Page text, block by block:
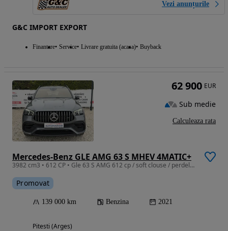
Vezi anunțurile
G&C IMPORT EXPORT
Finantare Service Livrare gratuita (acasa) Buyback
Mercedes-Benz GLE AMG 63 S MHEV 4MATIC+
3982 cm3 • 612 CP • Gle 63 S AMG 612 cp / soft clouse / perdelute / ventilatie
Promovat
139 000 km Benzina 2021
Pitesti (Arges)
62 900 EUR
Sub medie
Calculeaza rata